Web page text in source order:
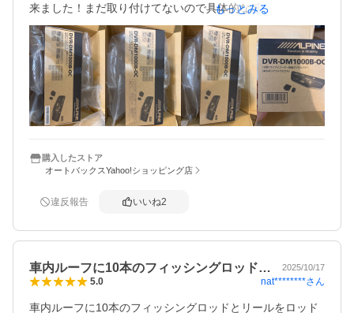
来ました！まだ取り付けてないので具体的な感想は書けな
いのですが、現段階ではとても良いお買い物をしたと思っ
ております。ありがとうございました！
もっとみる
購入したストア
オートバックスYahoo!ショッピング店
違反報告 いいね2
車内ルーフに10本のフィッシングロッド… 2025/10/17
5.0 nat********さん
車内ルーフに10本のフィッシングロッドとリールをロッド